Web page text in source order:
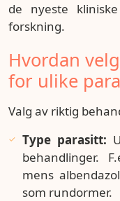
de nyeste
forskning.
Hvordan
for ulike
Valg av riktig
Type parasitt:
behandlinger.
mens
som rundormer.